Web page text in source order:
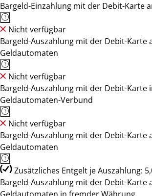
Bargeld-Einzahlung mit der Debit-Karte
Nicht verfügbar
Bargeld-Auszahlung mit der Debit-Karte
Geldautomaten
Nicht verfügbar
Bargeld-Auszahlung mit der Debit-Karte
Geldautomaten-Verbund
Nicht verfügbar
Bargeld-Auszahlung mit der Debit-Karte
Geldautomaten
Zusätzliches Entgelt je Auszahlung:
Bargeld-Auszahlung mit der Debit-Karte